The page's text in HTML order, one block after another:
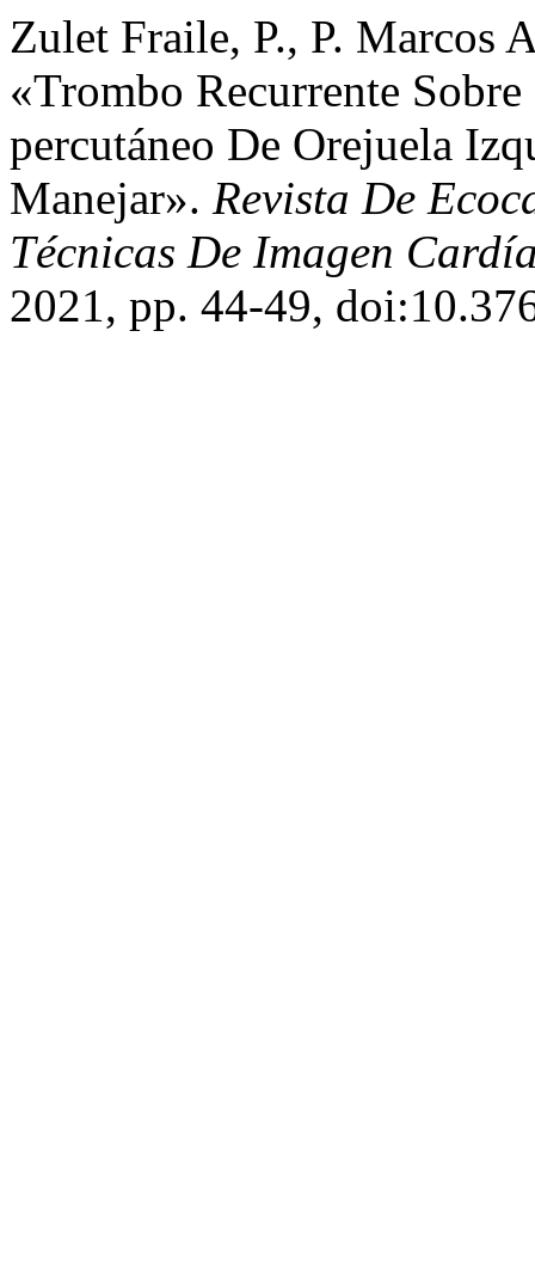
Zulet Fraile, P., P. Marcos
«Trombo Recurrente
percutáneo De Orejuela
Manejar». Revista De
Técnicas De Imagen
2021, pp. 44-49,